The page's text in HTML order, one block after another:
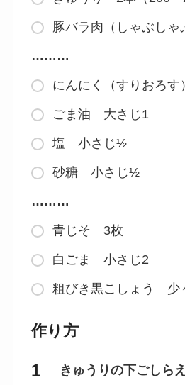
豚バラ肉（しゃぶしゃ
………
にんにく（すりおろす
ごま油 大さじ1
塩 小さじ½
砂糖 小さじ½
………
青じそ 3枚
白ごま 小さじ2
粗びき黒こしょう 少
作り方
きゅうりの下ごしらえ